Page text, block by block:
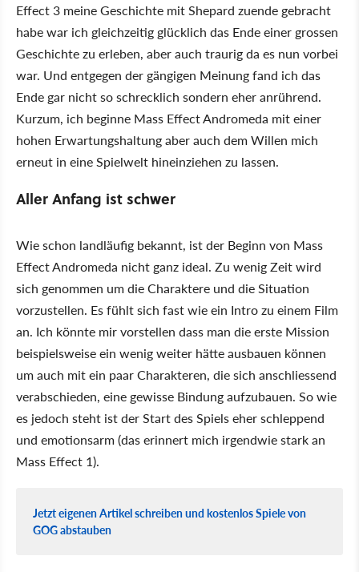
Effect 3 meine Geschichte mit Shepard zuende gebracht
habe war ich gleichzeitig glücklich das Ende einer grossen
Geschichte zu erleben, aber auch traurig da es nun vorbei
war. Und entgegen der gängigen Meinung fand ich das
Ende gar nicht so schrecklich sondern eher anrührend.
Kurzum, ich beginne Mass Effect Andromeda mit einer
hohen Erwartungshaltung aber auch dem Willen mich
erneut in eine Spielwelt hineinziehen zu lassen.
Aller Anfang ist schwer
Wie schon landläufig bekannt, ist der Beginn von Mass
Effect Andromeda nicht ganz ideal. Zu wenig Zeit wird
sich genommen um die Charaktere und die Situation
vorzustellen. Es fühlt sich fast wie ein Intro zu einem Film
an. Ich könnte mir vorstellen dass man die erste Mission
beispielsweise ein wenig weiter hätte ausbauen können
um auch mit ein paar Charakteren, die sich anschliessend
verabschieden, eine gewisse Bindung aufzubauen. So wie
es jedoch steht ist der Start des Spiels eher schleppend
und emotionsarm (das erinnert mich irgendwie stark an
Mass Effect 1).
Jetzt eigenen Artikel schreiben und kostenlos Spiele von
GOG abstauben